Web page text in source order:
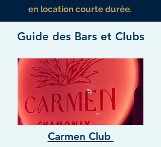
en location courte durée.
Guide des Bars et Clubs
Carmen Club